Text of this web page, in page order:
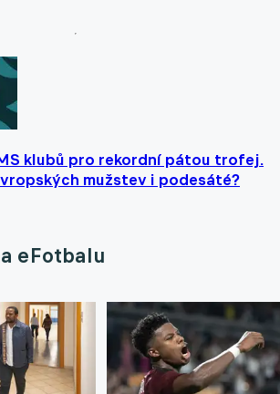
klubů pro rekordní pátou trofej.
mužstev i podesáté?
eFotbalu